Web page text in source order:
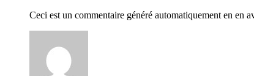
Ceci est un commentaire généré automatiquement en en